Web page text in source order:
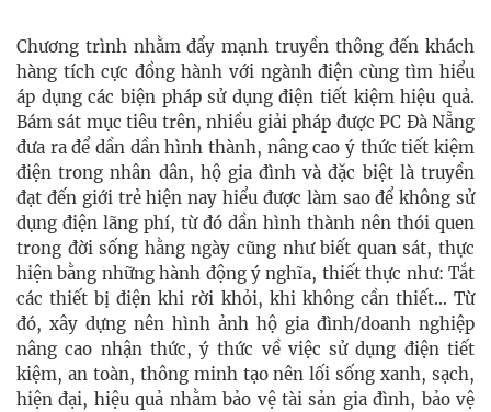
Chương trình nhằm đẩy mạnh truyền thông đến khách
hàng tích cực đồng hành với ngành điện cùng tìm hiểu
áp dụng các biện pháp sử dụng điện tiết kiệm hiệu quả.
Bám sát mục tiêu trên, nhiều giải pháp được PC Đà Nẵng
đưa ra để dần dần hình thành, nâng cao ý thức tiết kiệm
điện trong nhân dân, hộ gia đình và đặc biệt là truyền
đạt đến giới trẻ hiện nay hiểu được làm sao để không sử
dụng điện lãng phí, từ đó dần hình thành nên thói quen
trong đời sống hằng ngày cũng như biết quan sát, thực
hiện bằng những hành động ý nghĩa, thiết thực như: Tắt
các thiết bị điện khi rời khỏi, khi không cần thiết… Từ
đó, xây dựng nên hình ảnh hộ gia đình/doanh nghiệp
nâng cao nhận thức, ý thức về việc sử dụng điện tiết
kiệm, an toàn, thông minh tạo nên lối sống xanh, sạch,
hiện đại, hiệu quả nhằm bảo vệ tài sản gia đình, bảo vệ